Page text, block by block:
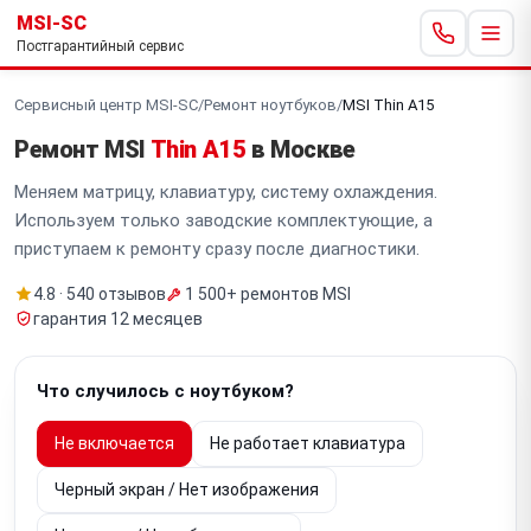
MSI-SC
Постгарантийный сервис
Сервисный центр MSI-SC/Ремонт ноутбуков/MSI Thin A15
Ремонт MSI Thin A15 в Москве
Меняем матрицу, клавиатуру, систему охлаждения.
Используем только заводские комплектующие, а
приступаем к ремонту сразу после диагностики.
4.8 · 540 отзывов
1 500+ ремонтов MSI
гарантия 12 месяцев
Что случилось с ноутбуком?
Не включается Не работает клавиатура
Черный экран / Нет изображения